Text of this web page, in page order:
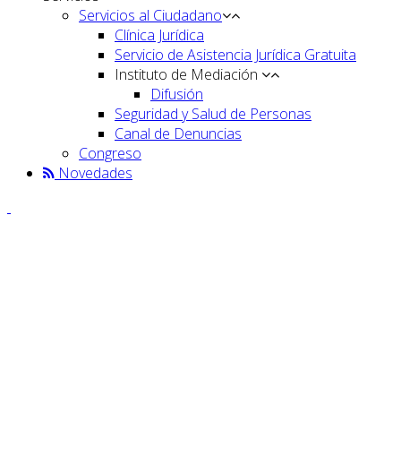
Servicios al Ciudadano
Clínica Jurídica
Servicio de Asistencia Jurídica Gratuita
Instituto de Mediación
Difusión
Seguridad y Salud de Personas
Canal de Denuncias
Congreso
Novedades